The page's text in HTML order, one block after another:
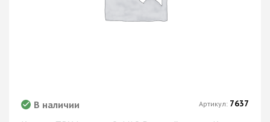
В наличии Артикул: 7637